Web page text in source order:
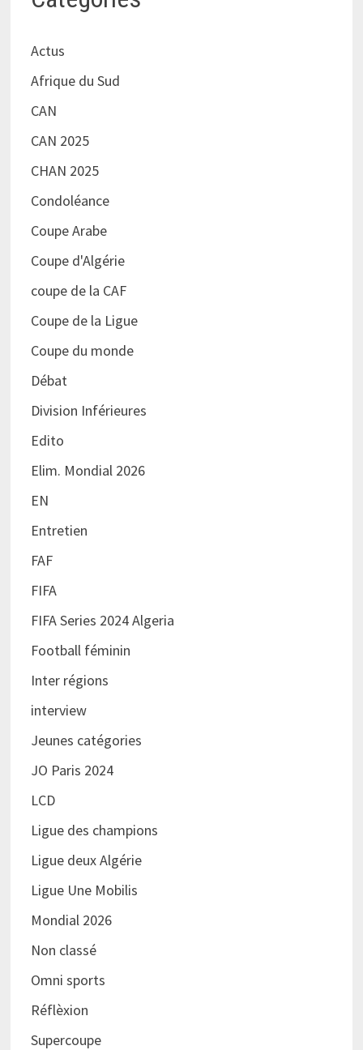
Actus
Afrique du Sud
CAN
CAN 2025
CHAN 2025
Condoléance
Coupe Arabe
Coupe d'Algérie
coupe de la CAF
Coupe de la Ligue
Coupe du monde
Débat
Division Inférieures
Edito
Elim. Mondial 2026
EN
Entretien
FAF
FIFA
FIFA Series 2024 Algeria
Football féminin
Inter régions
interview
Jeunes catégories
JO Paris 2024
LCD
Ligue des champions
Ligue deux Algérie
Ligue Une Mobilis
Mondial 2026
Non classé
Omni sports
Réflèxion
Supercoupe